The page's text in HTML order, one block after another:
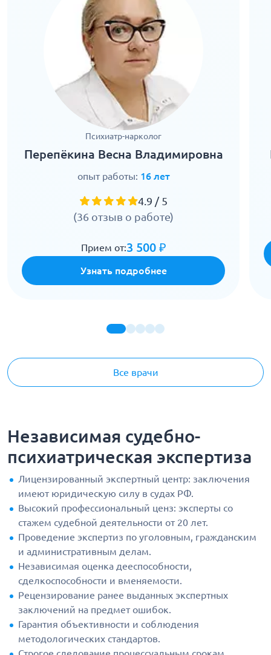
Все врачи
Психиатр-нарколог
Перепёкина Весна Владимировна
опыт работы: 16 лет
4.9 / 5
(36 отзыв о работе)
Прием от:3 500 ₽
Узнать подробнее
Независимая судебно-
психиатрическая экспертиза
Лицензированный экспертный центр: заключения
имеют юридическую силу в судах РФ.
Высокий профессиональный ценз: эксперты со
стажем судебной деятельности от 20 лет.
Проведение экспертиз по уголовным, гражданским
и административным делам.
Независимая оценка дееспособности,
сделкоспособности и вменяемости.
Рецензирование ранее выданных экспертных
заключений на предмет ошибок.
Гарантия объективности и соблюдения
методологических стандартов.